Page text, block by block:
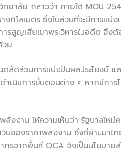
ยาลัย กล่าวว่า ภายใต้ MOU
โลเมตร ซึ่งในส่วนที่จะมีการแบ่ง
สูญเสียเขาพระวิหารในอดีต จึงต้
วย
ดส่วนการแบ่งปันผลประโยชน์ แล
เนินการขั้นตอนต่าง ๆ หากมีการ
งงาน ให้ความเห็นว่า รัฐบาลใหม่
วนของราคาพลังงาน ซึ่งที่ผ่านมา
กรจากพื้นที่ OCA จึงเป็นนโยบา